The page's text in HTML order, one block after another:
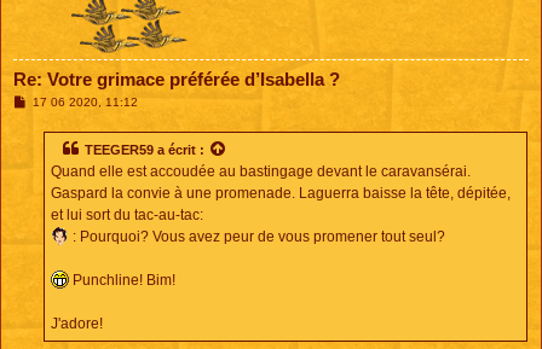
Re: Votre grimace préférée d’Isabella ?
M
17 06 2020, 11:12
TEEGER59 a écrit :
Quand elle est accoudée au bastingage devant le caravansérai.
Gaspard la convie à une promenade. Laguerra baisse la tête, dépitée,
et lui sort du tac-au-tac:
: Pourquoi? Vous avez peur de vous promener tout seul?
Punchline! Bim!
J'adore!